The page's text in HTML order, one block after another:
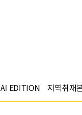
AI EDITION 지역취재